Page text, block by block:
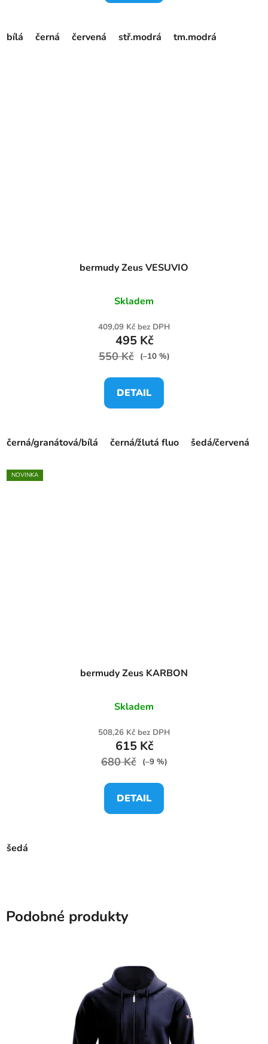
bílá černá červená stř.modrá tm.modrá
bermudy Zeus VESUVIO
Skladem
409,09 Kč bez DPH
495 Kč
550 Kč (–10 %)
DETAIL
černá/granátová/bílá černá/žlutá fluo šedá/červená
NOVINKA
bermudy Zeus KARBON
Skladem
508,26 Kč bez DPH
615 Kč
680 Kč (–9 %)
DETAIL
šedá
Podobné produkty